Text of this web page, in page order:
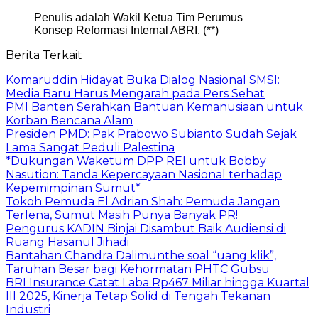
Penulis adalah Wakil Ketua Tim Perumus
Konsep Reformasi Internal ABRI. (**)
Berita Terkait
Komaruddin Hidayat Buka Dialog Nasional SMSI:
Media Baru Harus Mengarah pada Pers Sehat
PMI Banten Serahkan Bantuan Kemanusiaan untuk
Korban Bencana Alam
Presiden PMD: Pak Prabowo Subianto Sudah Sejak
Lama Sangat Peduli Palestina
*Dukungan Waketum DPP REI untuk Bobby
Nasution: Tanda Kepercayaan Nasional terhadap
Kepemimpinan Sumut*
Tokoh Pemuda El Adrian Shah: Pemuda Jangan
Terlena, Sumut Masih Punya Banyak PR!
Pengurus KADIN Binjai Disambut Baik Audiensi di
Ruang Hasanul Jihadi
Bantahan Chandra Dalimunthe soal “uang klik”,
Taruhan Besar bagi Kehormatan PHTC Gubsu
BRI Insurance Catat Laba Rp467 Miliar hingga Kuartal
III 2025, Kinerja Tetap Solid di Tengah Tekanan
Industri